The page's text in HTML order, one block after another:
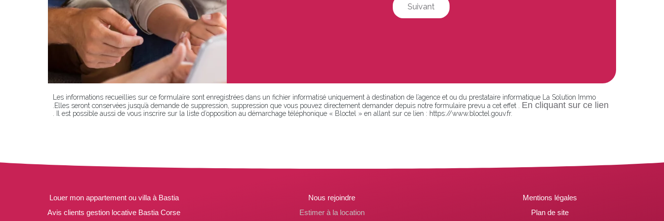
Suivant
Les informations recueillies sur ce formulaire sont enregistrées dans un fichier informatisé uniquement à destination de l’agence et ou du prestataire informatique La Solution Immo
.Elles seront conservées jusqu’à demande de suppression, suppression que vous pouvez directement demander depuis notre formulaire prevu a cet effet . En cliquant sur ce lien
. Il est possible aussi de vous inscrire sur la liste d’opposition au démarchage téléphonique « Bloctel » en allant sur ce lien : https://www.bloctel.gouv.fr.
Louer mon appartement ou villa à Bastia
Avis clients gestion locative Bastia Corse
Nous rejoindre
Estimer à la location
Mentions légales
Plan de site